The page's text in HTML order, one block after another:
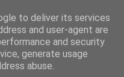
befektetni a pénzét a
és biztonságosan!
to deliver its services
and user-agent are
and security
generate usage
abuse.